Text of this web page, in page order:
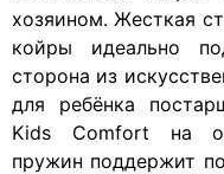
хозяином. Жесткая
койры идеально
сторона из
для ребёнка
Kids Сomfort на
пружин поддержит